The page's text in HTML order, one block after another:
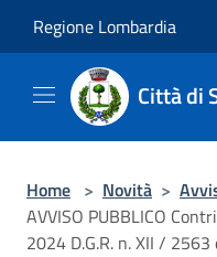
Regione Lombardia
Città di
Home > Novità >
AVVISO PUBBLICO
2024 D.G.R. n. XII /